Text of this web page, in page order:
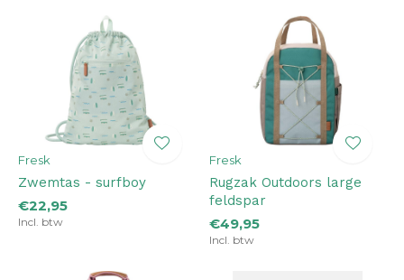
Fresk
Zwemtas - surfboy
€22,95
Incl. btw
Fresk
Rugzak Outdoors large
feldspar
€49,95
Incl. btw